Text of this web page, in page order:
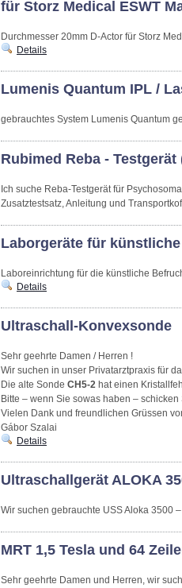
für Storz Medical ESWT
Durchmesser 20mm D-Actor für Storz
Details
Lumenis Quantum IPL /
gebrauchtes System Lumenis Quantum
Rubimed Reba -
Ich suche Reba-Testgerät für
Zusatztestsatz, Anleitung und
Laborgeräte für
Laboreinrichtung für die künstliche
Details
Ultraschall-Konvexsonde
Sehr geehrte Damen / Herren !
Wir suchen in unser Privatarztpraxis für
Die alte Sonde CH5-2 hat einen
Bitte – wenn Sie sowas haben –
Vielen Dank und freundlichen Grüssen
Gábor Szalai
Details
Ultraschallgerät ALOKA
Wir suchen gebrauchte USS Aloka 3500
MRT 1,5 Tesla und 64
Sehr geehrte Damen und Herren, wir